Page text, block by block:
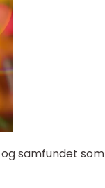
samfundet som